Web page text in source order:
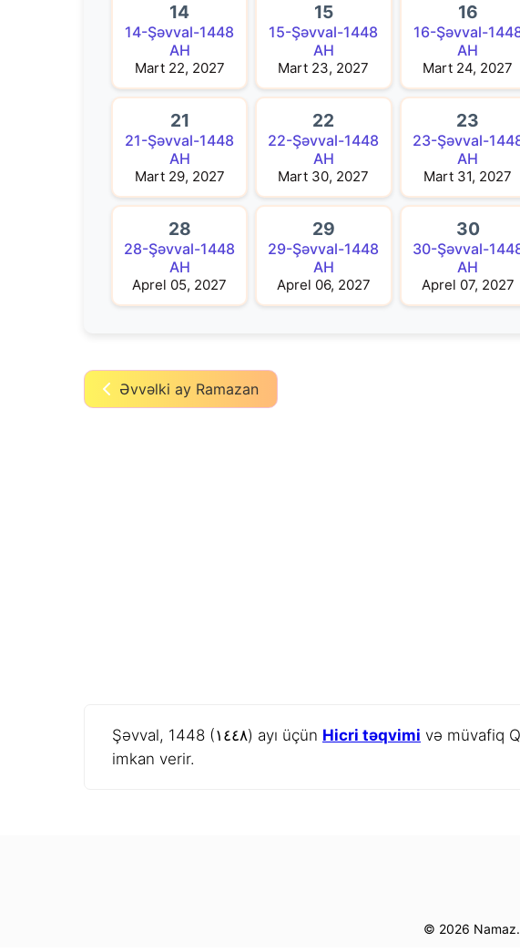
14
14-Şəvval-1448
AH
Mart 22, 2027
15
15-Şəvval-1448
AH
Mart 23, 2027
16
16-Şəvval-
AH
Mart 24, 2027
21
21-Şəvval-1448
AH
Mart 29, 2027
22
22-Şəvval-1448
AH
Mart 30, 2027
23
23-Şəvval-
AH
Mart 31, 2027
28
28-Şəvval-1448
AH
Aprel 05, 2027
29
29-Şəvval-1448
AH
Aprel 06, 2027
30
30-Şəvval-
AH
Aprel 07, 2027
Əvvəlki ay Ramazan
Şəvval, 1448 (١٤٤٨) ayı üçün Hicri təqvimi və müvafiq
imkan verir.
© 2026